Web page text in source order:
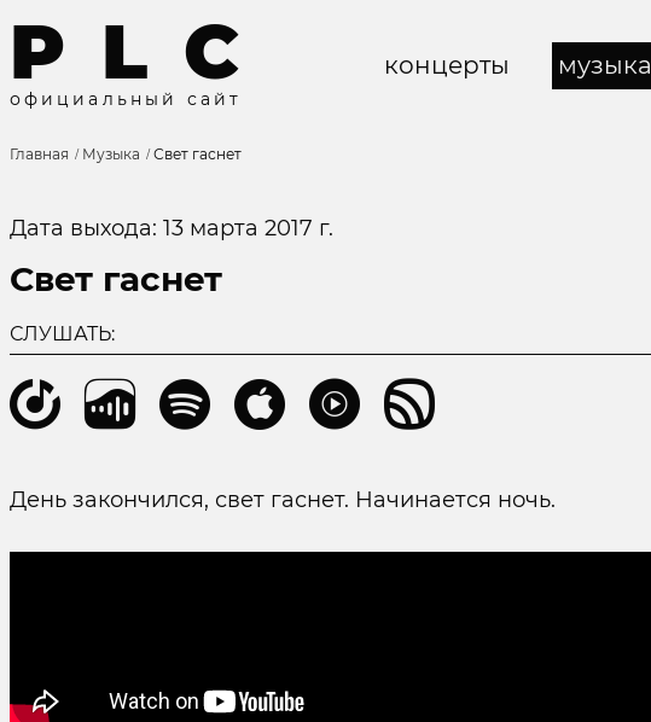
P L C
оф и ц и а л ь н ы й са й т
концерты музыка
Главная Музыка Свет гаснет
Дата выхода: 13 марта 2017 г.
Свет гаснет
СЛУШАТЬ:
День закончился, свет гаснет. Начинается ночь.